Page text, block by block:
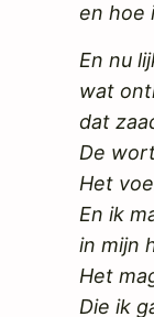
en hoe
En nu
wat
dat
De
Het
En ik
in mijn
Het
Die ik